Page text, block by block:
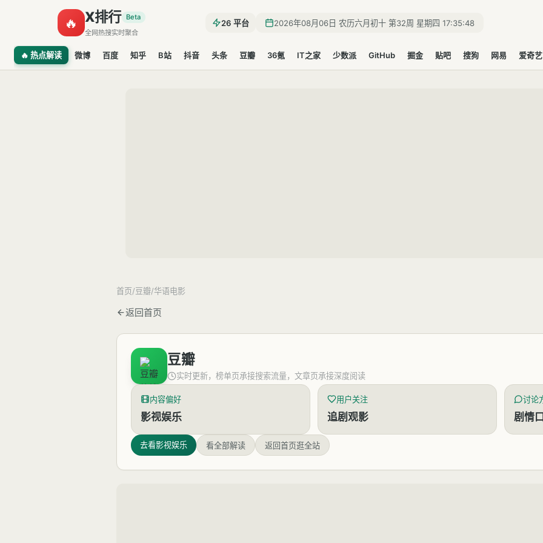
🔥 X排行 Beta
全网热搜实时聚合
26 平台 2026年08月06日 农历六月初十 第32周 星期四 17:35:49
🔥 热点解读 微博 百度 知乎 B站 抖音 头条 豆瓣 36氪 IT之家 少数派 GitHub 掘金 贴吧 搜狗 网易 爱奇艺
首页/豆瓣/华语电影
返回首页
豆瓣
实时更新，榜单页承接搜索流量，文章页承接深度阅读
内容偏好
影视娱乐
用户关注
追剧观影
讨论
剧情
去看影视娱乐 看全部解读 返回首页逛全站